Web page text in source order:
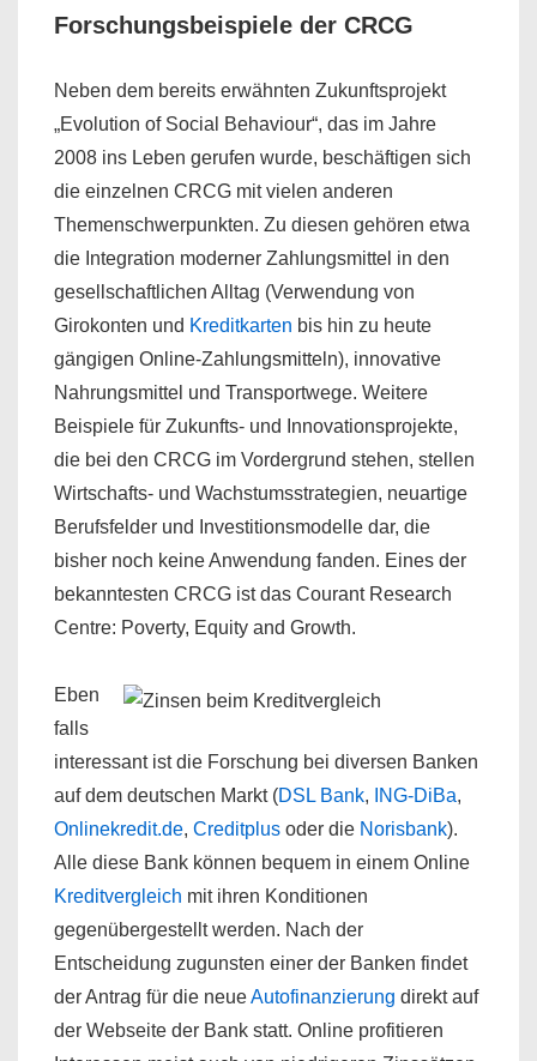
Forschungsbeispiele der CRCG
Neben dem bereits erwähnten Zukunftsprojekt
„Evolution of Social Behaviour“, das im Jahre
2008 ins Leben gerufen wurde, beschäftigen sich
die einzelnen CRCG mit vielen anderen
Themenschwerpunkten. Zu diesen gehören etwa
die Integration moderner Zahlungsmittel in den
gesellschaftlichen Alltag (Verwendung von
Girokonten und Kreditkarten bis hin zu heute
gängigen Online-Zahlungsmitteln), innovative
Nahrungsmittel und Transportwege. Weitere
Beispiele für Zukunfts- und Innovationsprojekte,
die bei den CRCG im Vordergrund stehen, stellen
Wirtschafts- und Wachstumsstrategien, neuartige
Berufsfelder und Investitionsmodelle dar, die
bisher noch keine Anwendung fanden. Eines der
bekanntesten CRCG ist das Courant Research
Centre: Poverty, Equity and Growth.
Eben
falls
interessant ist die Forschung bei diversen Banken
auf dem deutschen Markt (DSL Bank, ING-DiBa,
Onlinekredit.de, Creditplus oder die Norisbank).
Alle diese Bank können bequem in einem Online
Kreditvergleich mit ihren Konditionen
gegenübergestellt werden. Nach der
Entscheidung zugunsten einer der Banken findet
der Antrag für die neueAutofinanzierung direkt auf
der Webseite der Bank statt. Online profitieren